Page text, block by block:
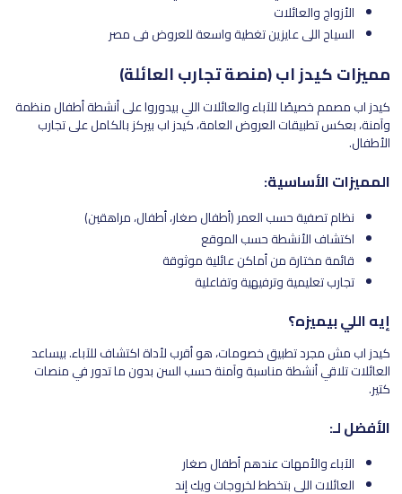
الأزواج والعائلات
السياح اللي عايزين تغطية واسعة للعروض في مصر
مميزات كيدز اب (منصة تجارب العائلة)
كيدز اب مصمم خصيصًا للآباء والعائلات اللي بيدوروا على أنشطة أطفال منظمة
وآمنة، بعكس تطبيقات العروض العامة، كيدز اب بيركز بالكامل على تجارب
الأطفال.
المميزات الأساسية:
نظام تصفية حسب العمر (أطفال صغار، أطفال، مراهقين)
اكتشاف الأنشطة حسب الموقع
قائمة مختارة من أماكن عائلية موثوقة
تجارب تعليمية وترفيهية وتفاعلية
إيه اللي بيميزه؟
كيدز اب مش مجرد تطبيق خصومات، هو أقرب لأداة اكتشاف للآباء. بيساعد
العائلات تلاقي أنشطة مناسبة وآمنة حسب السن بدون ما تدور في منصات
كتير.
الأفضل لـ:
الآباء والأمهات عندهم أطفال صغار
العائلات اللي بتخطط لخروجات ويك إند